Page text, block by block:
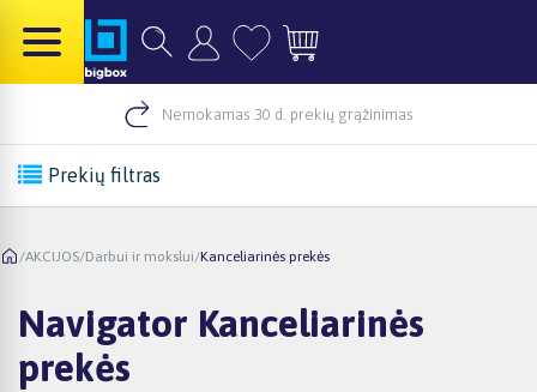
Nemokamas 30 d. prekių grąžinimas
Prekių filtras
/AKCIJOS/Darbui ir mokslui/Kanceliarinės prekės
Navigator Kanceliarinės
prekės